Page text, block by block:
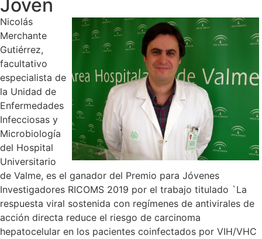
Joven
Nicolás
Merchante
Gutiérrez,
facultativo
especialista de
la Unidad de
Enfermedades
Infecciosas y
Microbiología
del Hospital
Universitario
de Valme, es el ganador del Premio para Jóvenes
Investigadores RICOMS 2019 por el trabajo titulado `La
respuesta viral sostenida con regímenes de antivirales de
acción directa reduce el riesgo de carcinoma
hepatocelular en los pacientes coinfectados por VIH/VHC